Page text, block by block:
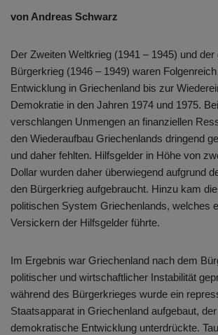
von Andreas Schwarz
Der Zweiten Weltkrieg (1941 – 1945) und
Bürgerkrieg (1946 – 1949) waren
Entwicklung in Griechenland bis zur
Demokratie in den Jahren 1974 und 1975.
verschlangen Unmengen an finanziellen
den Wiederaufbau Griechenlands dringend
und daher fehlten. Hilfsgelder in Höhe von
Dollar wurden daher überwiegend aufgrund
den Bürgerkrieg aufgebraucht. Hinzu kam
politischen System Griechenlands, welches
Versickern der Hilfsgelder führte.
Im Ergebnis war Griechenland nach dem
politischer und wirtschaftlicher Instabilität
während des Bürgerkrieges wurde ein
Staatsapparat in Griechenland aufgebaut,
demokratische Entwicklung unterdrückte.